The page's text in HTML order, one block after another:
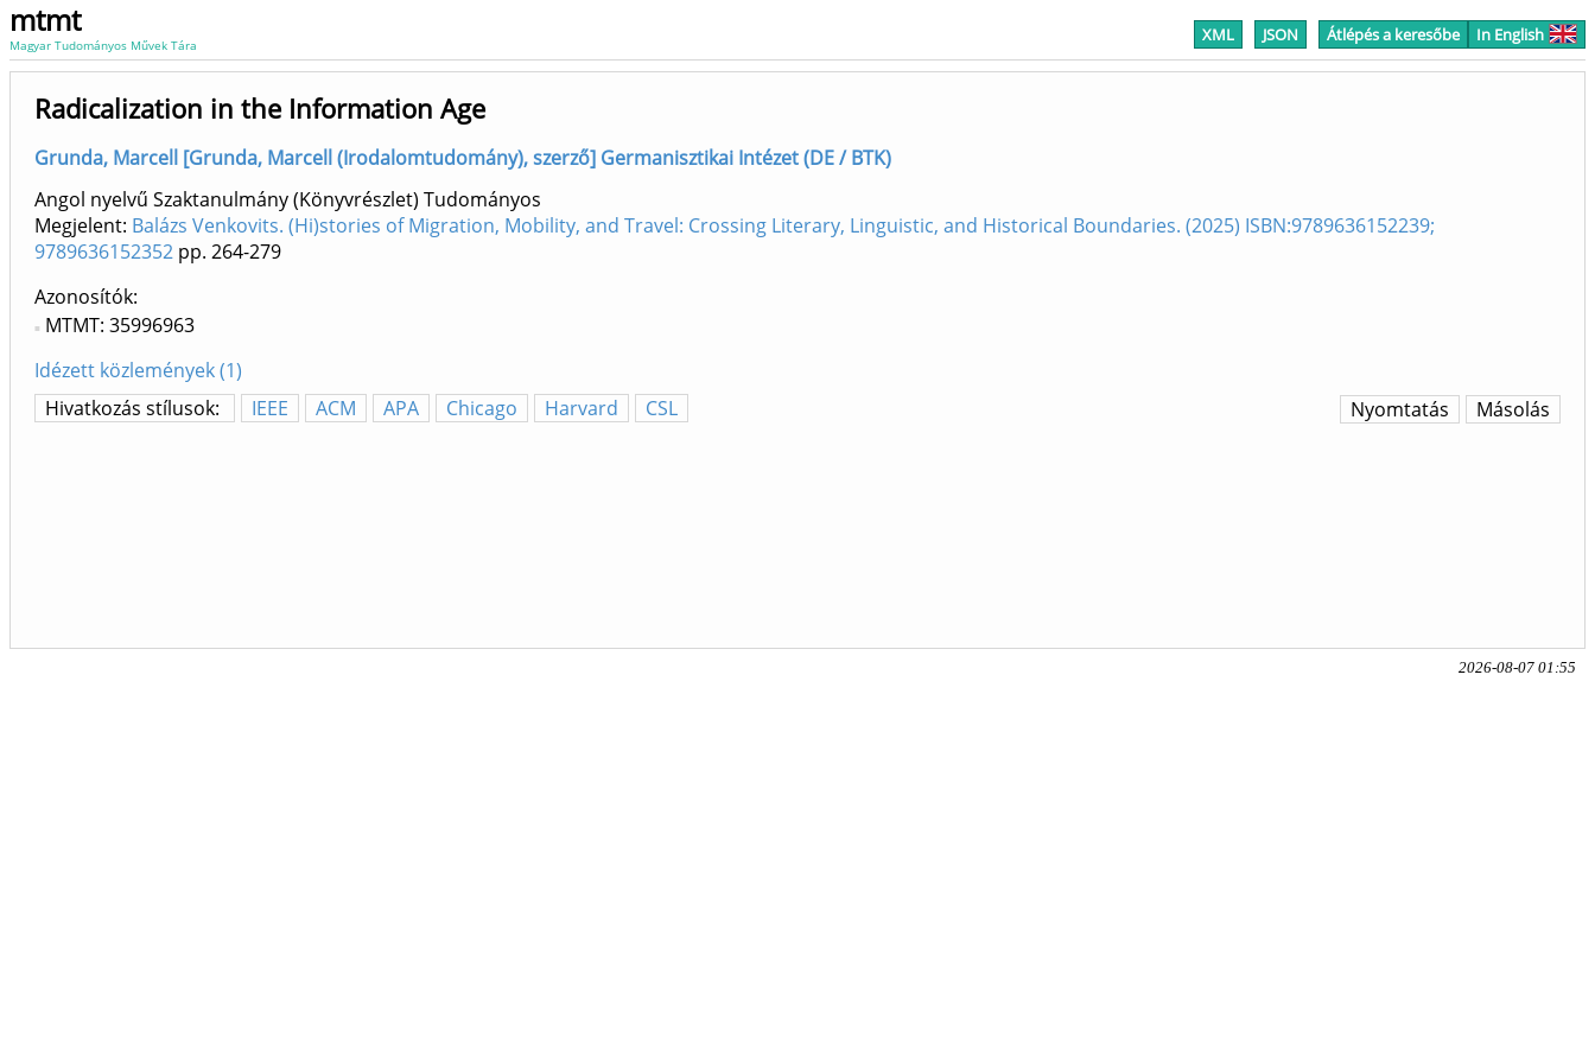
mtmt
Magyar Tudományos Művek Tára XML JSON Átlépés a keresőbe In English
Radicalization in the Information Age
Grunda, Marcell [Grunda, Marcell (Irodalomtudomány), szerző] Germanisztikai Intézet (DE / BTK)
Angol nyelvű Szaktanulmány (Könyvrészlet) Tudományos
Megjelent: Balázs Venkovits. (Hi)stories of Migration, Mobility, and Travel: Crossing Literary, Linguistic, and Historical Boundaries. (2025) ISBN:9789636152239;
9789636152352 pp. 264-279
Azonosítók
MTMT: 35996963
Idézett közlemények (1)
Hivatkozás stílusok:
IEEE ACM APA Chicago Harvard CSL Másolás
Nyomtatás
2026-08-07 01:55